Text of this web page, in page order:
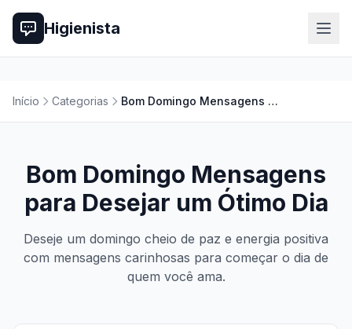
Higienista
Início Categorias Bom Domingo Mensagens para Desejar um Ótimo Dia
Bom Domingo Mensagens
para Desejar um Ótimo Dia
Deseje um domingo cheio de paz e energia positiva
com mensagens carinhosas para começar o dia de
quem você ama.